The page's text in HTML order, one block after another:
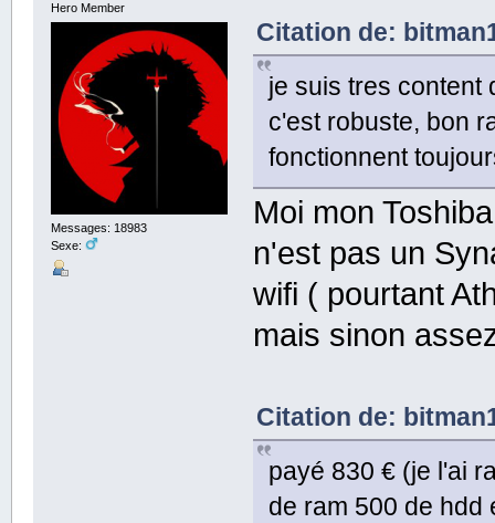
Hero Member
Messages: 18983
Sexe:
Citation de:
je suis tres content
c'est robuste, bon
fonctionnent
Moi mon
n'est pas un
wifi ( pourtant
mais sinon
Citation de:
payé 830 € (je l'ai
de ram 500 de